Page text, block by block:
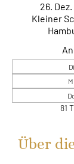
26.
Kleiner
81
Über